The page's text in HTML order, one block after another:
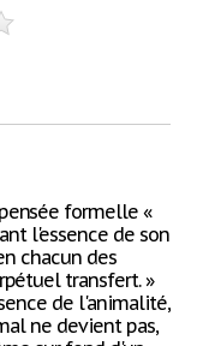
pensée formelle «
l'essence de son
chacun des
transfert. »
de l'animalité,
ne devient pas,